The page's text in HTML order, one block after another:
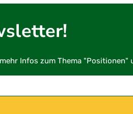
Infos zum Thema "Positionen"